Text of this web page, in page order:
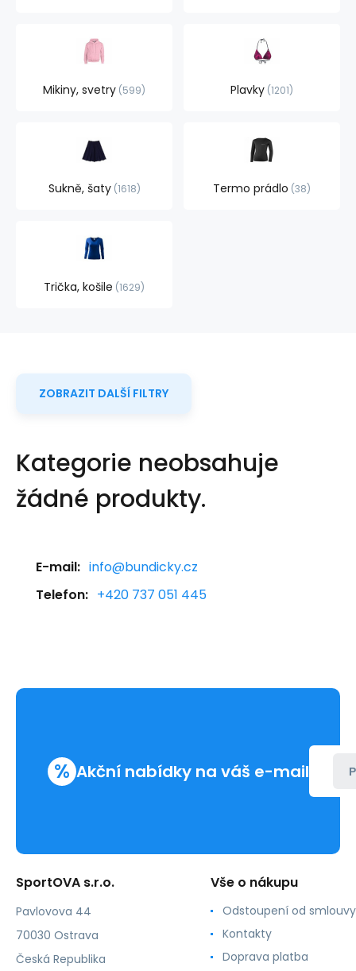
Mikiny, svetry 599 Plavky 1201
Sukně, šaty 1618 Termo prádlo 38
Trička, košile 1629
ZOBRAZIT DALŠÍ FILTRY
Kategorie neobsahuje
žádné produkty.
E-mail: info@bundicky.cz
Telefon: +420 737 051 445
% Akční nabídky na váš e-mail
SportOVA s.r.o.
Pavlovova 44
70030 Ostrava
Česká Republika
Vše o nákupu
Odstoupení od smlouvy
Kontakty
Doprava platba